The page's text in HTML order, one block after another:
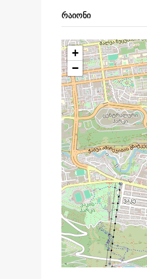
რაიონი
+
−